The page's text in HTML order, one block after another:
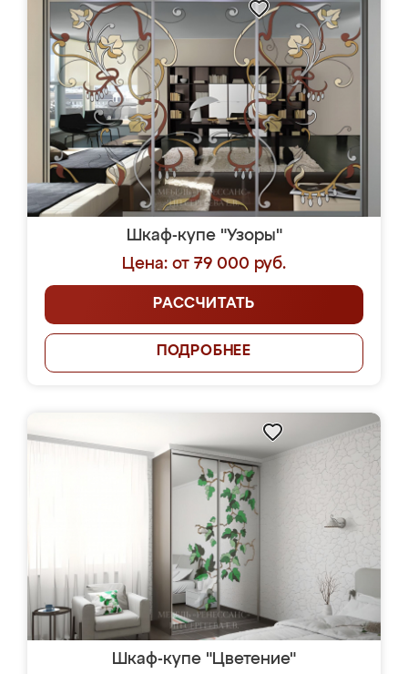
Шкаф-купе "Узоры"
Цена: от 79 000 руб.
РАССЧИТАТЬ
ПОДРОБНЕЕ
Шкаф-купе "Цветение"